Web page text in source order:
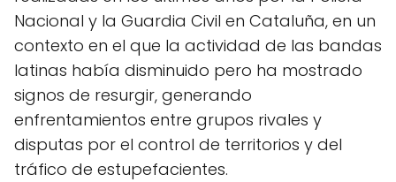
Nacional y la Guardia Civil en Cataluña, en un
contexto en el que la actividad de las bandas
latinas había disminuido pero ha mostrado
signos de resurgir, generando
enfrentamientos entre grupos rivales y
disputas por el control de territorios y del
tráfico de estupefacientes.